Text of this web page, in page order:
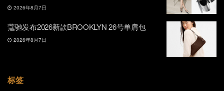
2026年8月7日
蔻驰发布2026新款BROOKLYN 26号单肩包
2026年8月7日
标签